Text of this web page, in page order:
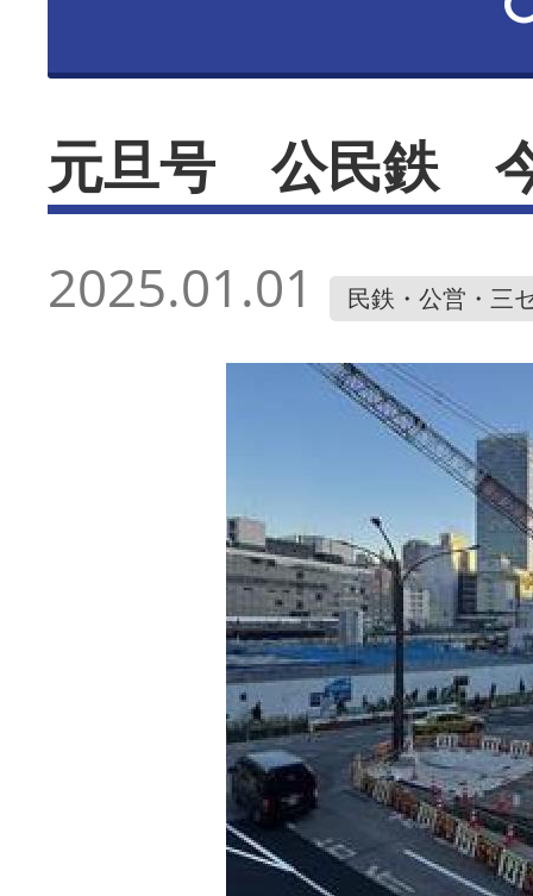
元旦号 公民鉄
2025.01.01 民鉄・公営・三